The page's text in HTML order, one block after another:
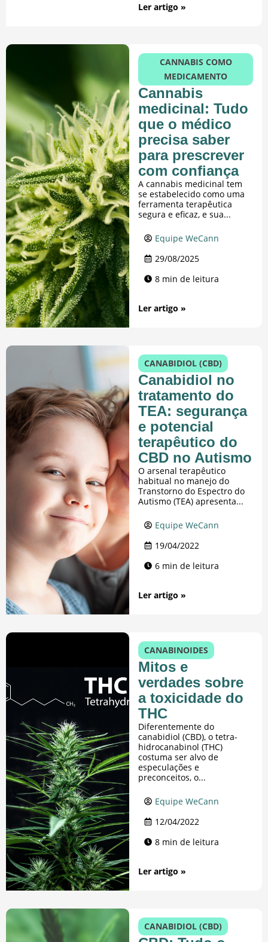
Ler artigo »
CANNABIS COMO
MEDICAMENTO
Cannabis
medicinal: Tudo
que o médico
precisa saber
para prescrever
com confiança
A cannabis medicinal tem
se estabelecido como uma
ferramenta terapêutica
segura e eficaz, e sua...
Equipe WeCann
29/08/2025
8 min de leitura
Ler artigo »
CANABIDIOL (CBD)
Canabidiol no
tratamento do
TEA: segurança
e potencial
terapêutico do
CBD no Autismo
O arsenal terapêutico
habitual no manejo do
Transtorno do Espectro do
Autismo (TEA) apresenta...
Equipe WeCann
19/04/2022
6 min de leitura
Ler artigo »
CANABINOIDES
Mitos e
verdades sobre
a toxicidade do
THC
Diferentemente do
canabidiol (CBD), o tetra-
hidrocanabinol (THC)
costuma ser alvo de
especulações e
preconceitos, o...
Equipe WeCann
12/04/2022
8 min de leitura
Ler artigo »
CANABIDIOL (CBD)